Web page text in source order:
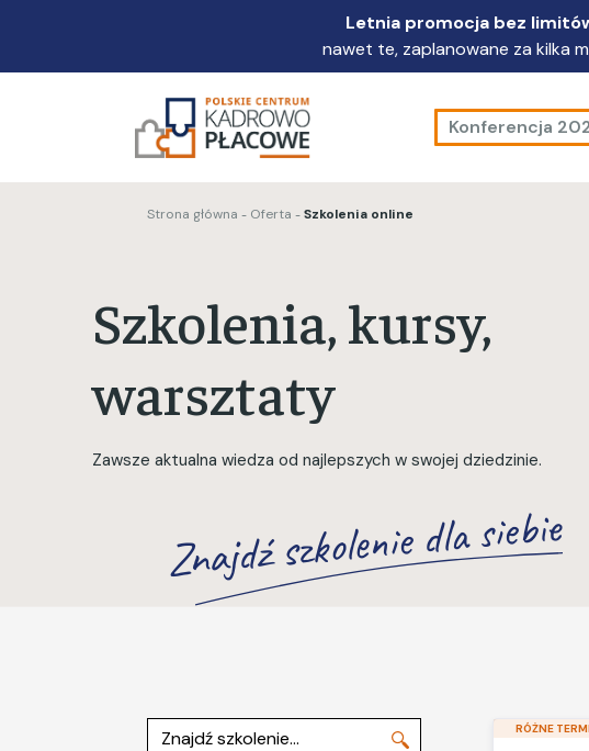
Letnia promocja bez
nawet te, zaplanowane za kilka
Konferencja
Strona główna Oferta Szkolenia online
Szkolenia, kursy,
warsztaty
Zawsze aktualna wiedza od najlepszych w swojej dziedzinie.
Znajdź szkolenie dla siebie
Znajdź szkolenie RÓŻNE